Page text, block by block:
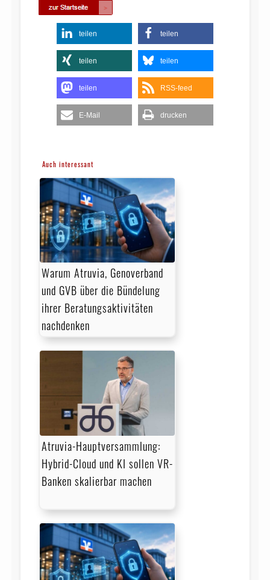
teilen teilen
teilen teilen
teilen RSS-feed
E-Mail drucken
Auch interessant
Warum Atruvia, Genoverband
und GVB über die Bündelung
ihrer Beratungsaktivitäten
nachdenken
Atruvia-Hauptversammlung:
Hybrid-Cloud und KI sollen VR-
Banken skalierbar machen